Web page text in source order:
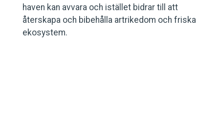
haven kan avvara och istället bidrar till att
återskapa och bibehålla artrikedom och friska
ekosystem.